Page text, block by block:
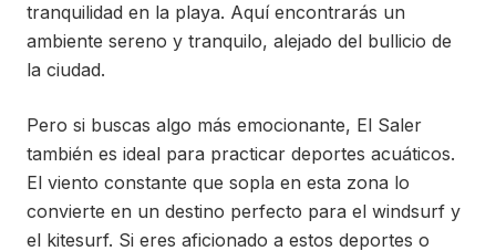
tranquilidad en la playa. Aquí encontrarás un
ambiente sereno y tranquilo, alejado del bullicio de
la ciudad.
Pero si buscas algo más emocionante, El Saler
también es ideal para practicar deportes acuáticos.
El viento constante que sopla en esta zona lo
convierte en un destino perfecto para el windsurf y
el kitesurf. Si eres aficionado a estos deportes o